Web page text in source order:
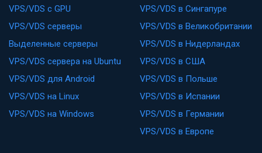
VPS/VDS с GPU
VPS/VDS серверы
Выделенные серверы
VPS/VDS сервера на Ubuntu
VPS/VDS для Android
VPS/VDS на Linux
VPS/VDS на Windows
VPS/VDS в Сингапуре
VPS/VDS в Великобритании
VPS/VDS в Нидерландах
VPS/VDS в США
VPS/VDS в Польше
VPS/VDS в Испании
VPS/VDS в Германии
VPS/VDS в Европе